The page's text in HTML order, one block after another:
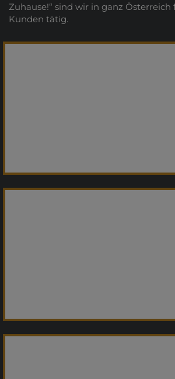
Zuhause!“ sind wir in ganz Österreich
Kunden tätig.